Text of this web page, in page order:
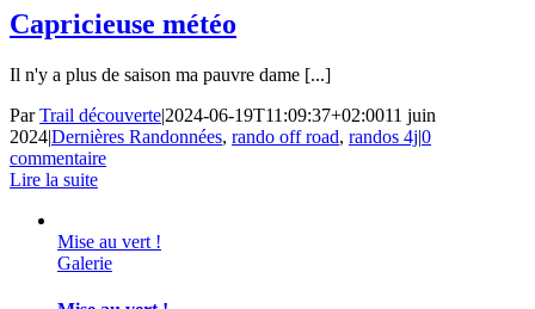
Capricieuse météo
Il n'y a plus de saison ma pauvre dame [...]
ParTrail découverte|2024-06-19T11:09:37+02:0011 juin
2024|Dernières Randonnées, rando off road, randos 4j|0
commentaire
Lire la suite
Mise au vert !
Galerie